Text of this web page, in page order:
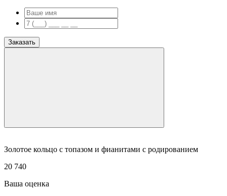
Заказать
Золотое кольцо с топазом и фианитами с родированием
20 740
Ваша оценка